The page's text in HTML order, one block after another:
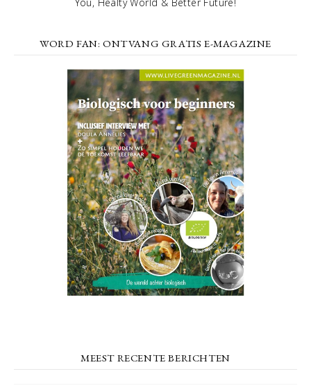
WORD FAN: ONTVANG GRATIS E-MAGAZINE
MEEST RECENTE BERICHTEN